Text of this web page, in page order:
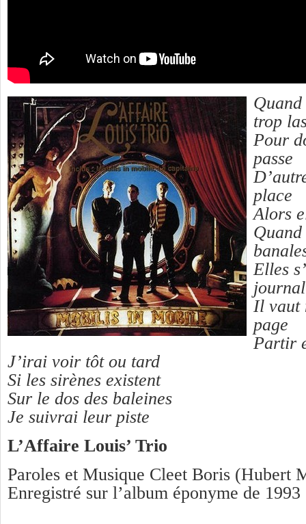
trop
Pour
passe
place
Alors
Elles
Il vaut
page
Partir
J’irai voir tôt ou tard
Si les sirènes existent
Sur le dos des baleines
Je suivrai leur piste
L’Affaire Louis’ Trio
Paroles et Musique Cleet Boris (Hubert
Enregistré sur l’album éponyme de 1993